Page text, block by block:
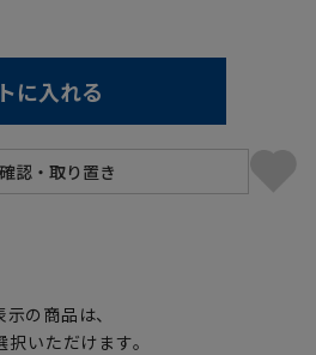
に入れる
示の商品は、
いただけます。